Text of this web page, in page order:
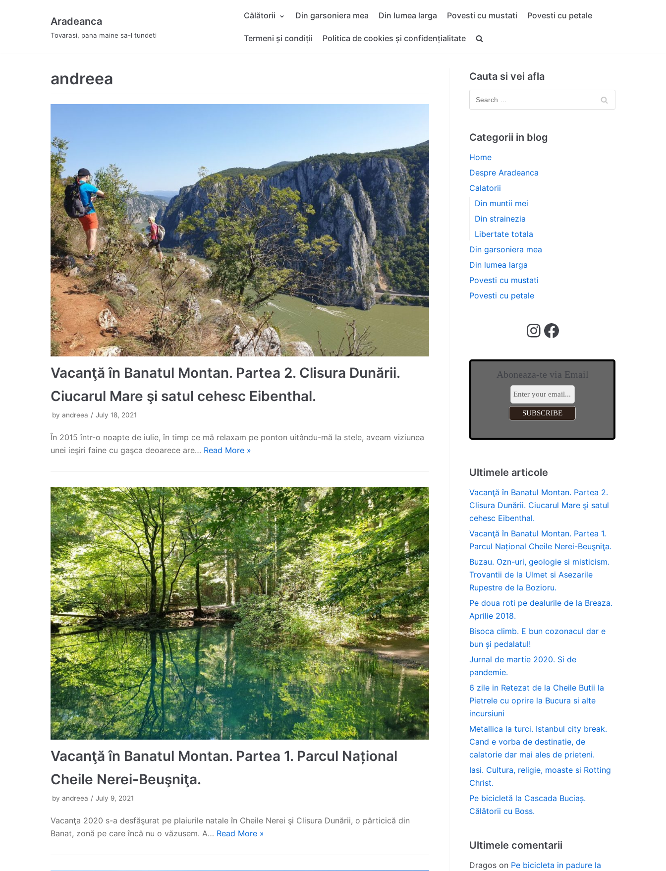
Aradeanca
Tovarasi, pana maine sa-l tundeti
Călătorii Din garsoniera mea Din lumea larga Povesti cu mustati Povesti cu petale
Termeni și condiții Politica de cookies și confidențialitate
andreea
Vacanţă în Banatul Montan. Partea 2. Clisura Dunării.
Ciucarul Mare şi satul cehesc Eibenthal.
by andreea July 18, 2021
În 2015 într-o noapte de iulie, în timp ce mă relaxam pe ponton uitându-mă la stele, aveam viziunea
unei ieşiri faine cu gaşca deoarece are… Read More »
Vacanţă în Banatul Montan. Partea 1. Parcul Național
Cheile Nerei-Beuşniţa.
by andreea July 9, 2021
Vacanţa 2020 s-a desfăşurat pe plaiurile natale în Cheile Nerei şi Clisura Dunării, o părticică din
Banat, zonă pe care încă nu o văzusem. A… Read More »
Cauta si vei afla
Categorii in blog
Home
Despre Aradeanca
Calatorii
Din muntii mei
Din strainezia
Libertate totala
Din garsoniera mea
Din lumea larga
Povesti cu mustati
Povesti cu petale
Aboneaza-te via Email
Ultimele articole
Vacanţă în Banatul Montan. Partea 2.
Clisura Dunării. Ciucarul Mare şi satul
cehesc Eibenthal.
Vacanţă în Banatul Montan. Partea 1.
Parcul Național Cheile Nerei-Beuşniţa.
Buzau. Ozn-uri, geologie si misticism.
Trovantii de la Ulmet si Asezarile
Rupestre de la Bozioru.
Pe doua roti pe dealurile de la Breaza.
Aprilie 2018.
Bisoca climb. E bun cozonacul dar e
bun și pedalatul!
Jurnal de martie 2020. Si de
pandemie.
6 zile in Retezat de la Cheile Butii la
Pietrele cu oprire la Bucura si alte
incursiuni
Metallica la turci. Istanbul city break.
Cand e vorba de destinatie, de
calatorie dar mai ales de prieteni.
Iasi. Cultura, religie, moaste si Rotting
Christ.
Pe bicicletă la Cascada Buciaș.
Călătorii cu Boss.
Ultimele comentarii
Dragos on Pe bicicleta in padure la